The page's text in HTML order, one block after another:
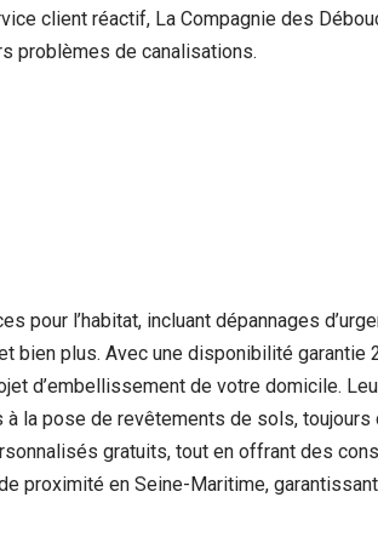
client réactif, La Compagnie des
problèmes de canalisations.
pour l’habitat, incluant dépannages
bien plus. Avec une disponibilité garantie
d’embellissement de votre domicile.
la pose de revêtements de sols,
gratuits, tout en offrant des
proximité en Seine-Maritime,